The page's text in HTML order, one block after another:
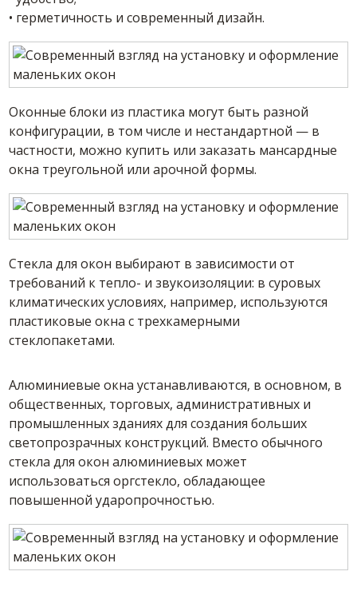
• герметичность и современный дизайн.
Оконные блоки из пластика могут быть разной
конфигурации, в том числе и нестандартной — в
частности, можно купить или заказать мансардные
окна треугольной или арочной формы.
Стекла для окон выбирают в зависимости от
требований к тепло- и звукоизоляции: в суровых
климатических условиях, например, используются
пластиковые окна с трехкамерными
стеклопакетами.
Алюминиевые окна устанавливаются, в основном, в
общественных, торговых, административных и
промышленных зданиях для создания больших
светопрозрачных конструкций. Вместо обычного
стекла для окон алюминиевых может
использоваться оргстекло, обладающее
повышенной ударопрочностью.